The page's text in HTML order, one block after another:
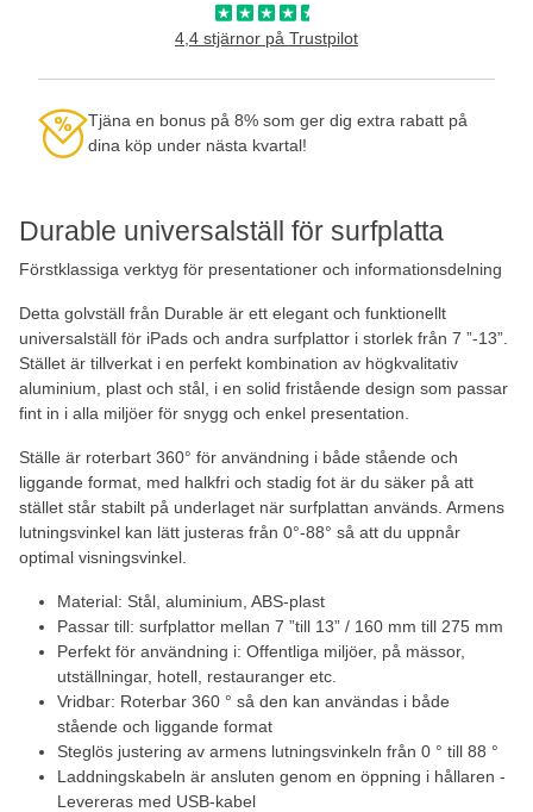
Durable universalställ för surfplatta
Förstklassiga verktyg för presentationer och informationsdelning
Detta golvställ från Durable är ett elegant och funktionellt
universalställ för iPads och andra surfplattor i storlek från 7 ”-13”.
Stället är tillverkat i en perfekt kombination av högkvalitativ
aluminium, plast och stål, i en solid fristående design som passar
fint in i alla miljöer för snygg och enkel presentation.
Ställe är roterbart 360° för användning i både stående och
liggande format, med halkfri och stadig fot är du säker på att
stället står stabilt på underlaget när surfplattan används. Armens
lutningsvinkel kan lätt justeras från 0°-88° så att du uppnår
optimal visningsvinkel.
Material: Stål, aluminium, ABS-plast
Passar till: surfplattor mellan 7 ”till 13” / 160 mm till 275 mm
Perfekt för användning i: Offentliga miljöer, på mässor,
utställningar, hotell, restauranger etc.
Vridbar: Roterbar 360 ° så den kan användas i både
stående och liggande format
Steglös justering av armens lutningsvinkeln från 0 ° till 88 °
Laddningskabeln är ansluten genom en öppning i hållaren -
Levereras med USB-kabel
4,4 stjärnor på Trustpilot
Tjäna en bonus på 8% som ger dig extra rabatt på
dina köp under nästa kvartal!